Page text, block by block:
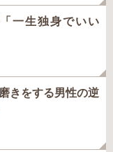
一生独身でいい
きをする男性の逆